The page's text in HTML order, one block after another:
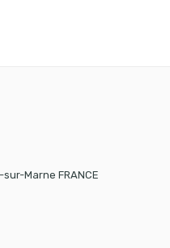
Marne FRANCE